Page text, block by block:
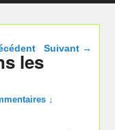
dans les
Suivant →
les
↓